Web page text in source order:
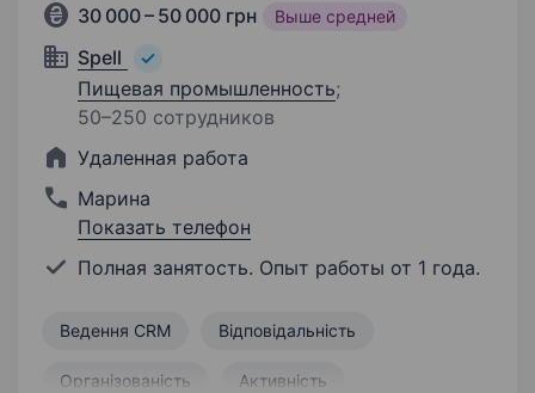
30 000 – 50 000 грн Выше средней
Spell
Пищевая промышленность;
50–250 сотрудников
Удаленная работа
Марина
Показать телефон
Полная занятость. Опыт работы от 1 года.
Ведення CRM Відповідальність
Організованість Активність